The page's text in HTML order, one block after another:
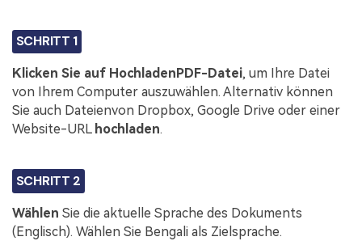
SCHRITT 1
Klicken Sie auf HochladenPDF-Datei, um Ihre Datei
von Ihrem Computer auszuwählen. Alternativ können
Sie auch Dateienvon Dropbox, Google Drive oder einer
Website-URL hochladen.
SCHRITT 2
Wählen Sie die aktuelle Sprache des Dokuments
(Englisch). Wählen Sie Bengali als Zielsprache.